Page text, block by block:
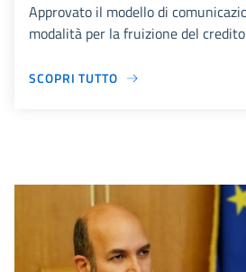
Approvato il modello di
modalità per la fruizione del credito
SCOPRI TUTTO